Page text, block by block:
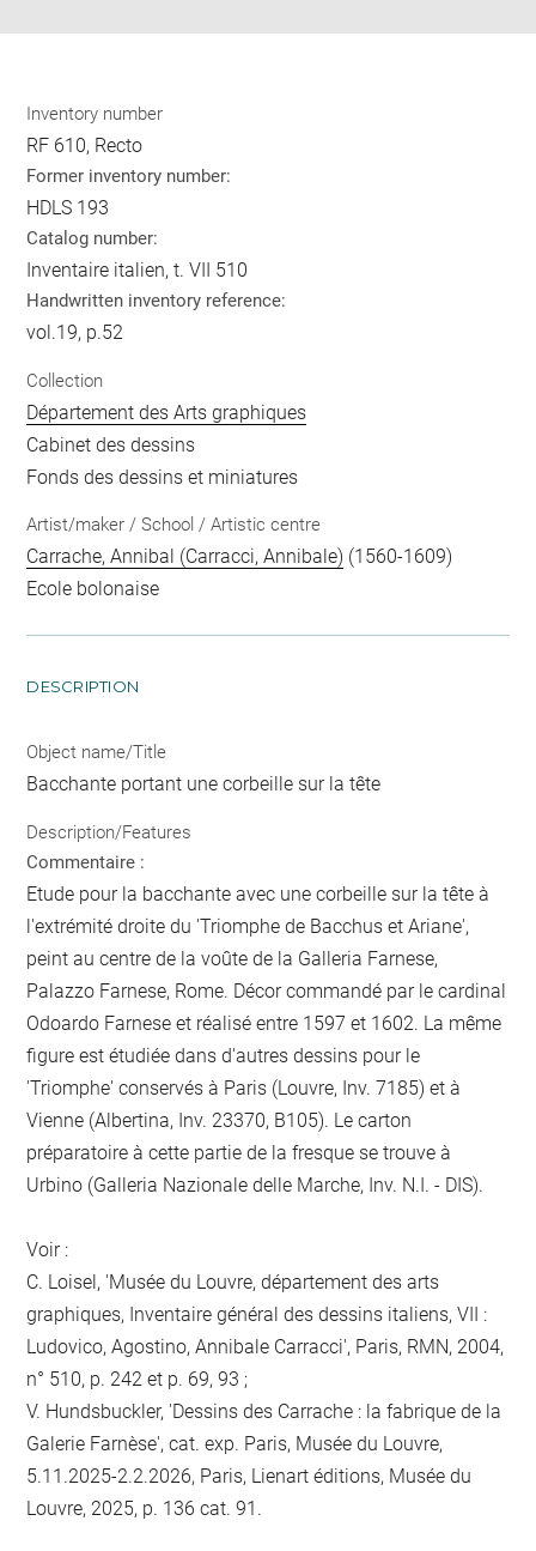
Inventory number
RF 610, Recto
Former inventory number:
HDLS 193
Catalog number:
Inventaire italien, t. VII 510
Handwritten inventory reference:
vol.19, p.52
Collection
Département des Arts graphiques
Cabinet des dessins
Fonds des dessins et miniatures
Artist/maker / School / Artistic centre
Carrache, Annibal (Carracci, Annibale) (1560-1609)
Ecole bolonaise
DESCRIPTION
Object name/Title
Bacchante portant une corbeille sur la tête
Description/Features
Commentaire :
Etude pour la bacchante avec une corbeille sur la tête à
l'extrémité droite du 'Triomphe de Bacchus et Ariane',
peint au centre de la voûte de la Galleria Farnese,
Palazzo Farnese, Rome. Décor commandé par le cardinal
Odoardo Farnese et réalisé entre 1597 et 1602. La même
figure est étudiée dans d'autres dessins pour le
'Triomphe' conservés à Paris (Louvre, Inv. 7185) et à
Vienne (Albertina, Inv. 23370, B105). Le carton
préparatoire à cette partie de la fresque se trouve à
Urbino (Galleria Nazionale delle Marche, Inv. N.I. - DIS).
Voir :
C. Loisel, 'Musée du Louvre, département des arts
graphiques, Inventaire général des dessins italiens, VII :
Ludovico, Agostino, Annibale Carracci', Paris, RMN, 2004,
n° 510, p. 242 et p. 69, 93 ;
V. Hundsbuckler, 'Dessins des Carrache : la fabrique de la
Galerie Farnèse', cat. exp. Paris, Musée du Louvre,
5.11.2025-2.2.2026, Paris, Lienart éditions, Musée du
Louvre, 2025, p. 136 cat. 91.